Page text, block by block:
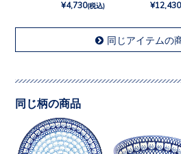
¥4,730(税込) ¥12,430
同じアイテムの
同じ柄の商品